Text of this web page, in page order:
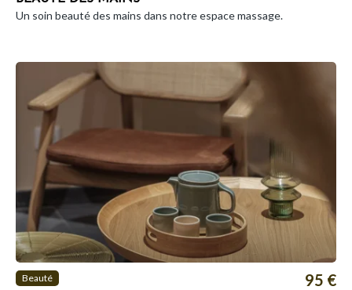
Un soin beauté des mains dans notre espace massage.
Beauté 95 €